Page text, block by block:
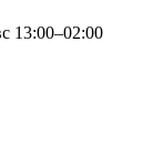
13:00–02:00